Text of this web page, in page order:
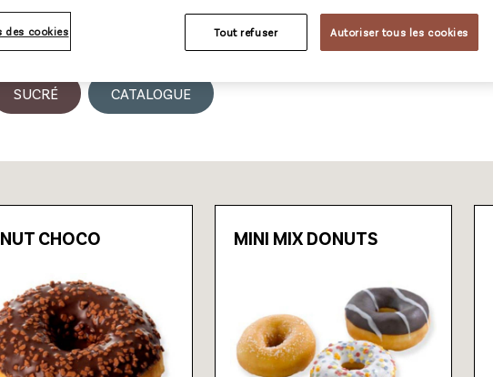
SUCRÉ CATALOGUE
CHOCO MINI MIX DONUTS
des cookies Tout refuser Autoriser tous les cookies